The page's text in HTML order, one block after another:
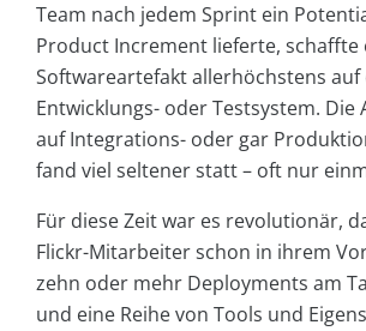
Team nach jedem Sprint ein
Product Increment lieferte, schaffte
Softwareartefakt allerhöchstens auf
Entwicklungs- oder Testsystem. Die
auf Integrations- oder gar
fand viel seltener statt – oft nur
Für diese Zeit war es revolutionär,
Flickr-Mitarbeiter schon in ihrem
zehn oder mehr Deployments am
und eine Reihe von Tools und